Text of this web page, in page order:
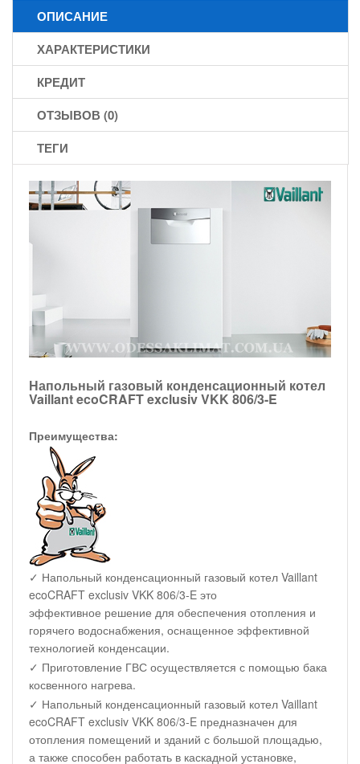
ОПИСАНИЕ
ХАРАКТЕРИСТИКИ
КРЕДИТ
ОТЗЫВОВ (0)
ТЕГИ
Напольный газовый конденсационный котел
Vaillant ecoCRAFT exclusiv VKK 806/3-E
Преимущества:
✓ Напольный конденсационный газовый котел Vaillant
ecoCRAFT exclusiv VKK 806/3-E это
эффективное решение для обеспечения отопления и
горячего водоснабжения, оснащенное эффективной
технологией конденсации.
✓ Приготовление ГВС осуществляется с помощью бака
косвенного нагрева.
✓ Напольный конденсационный газовый котел Vaillant
ecoCRAFT exclusiv VKK 806/3-E предназначен для
отопления помещений и зданий с большой площадью,
а также способен работать в каскадной установке,